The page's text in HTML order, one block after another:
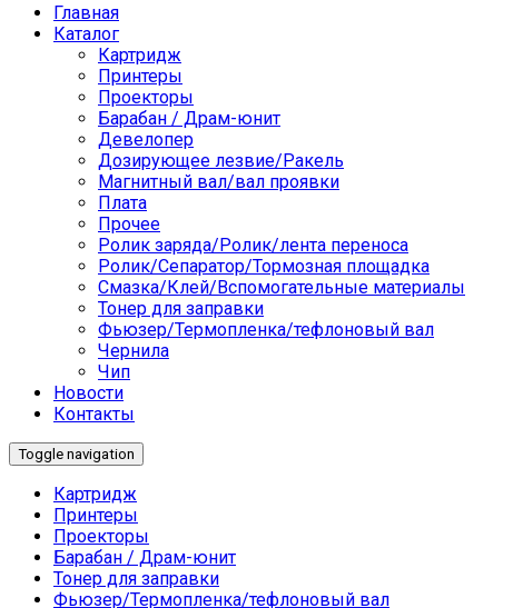
Главная
Каталог
Картридж
Принтеры
Проекторы
Барабан / Драм-юнит
Девелопер
Дозирующее лезвие/Ракель
Магнитный вал/вал проявки
Плата
Прочее
Ролик заряда/Ролик/лента переноса
Ролик/Сепаратор/Тормозная площадка
Смазка/Клей/Вспомогательные материалы
Тонер для заправки
Фьюзер/Термопленка/тефлоновый вал
Чернила
Чип
Новости
Контакты
Toggle navigation
Картридж
Принтеры
Проекторы
Барабан / Драм-юнит
Тонер для заправки
Фьюзер/Термопленка/тефлоновый вал